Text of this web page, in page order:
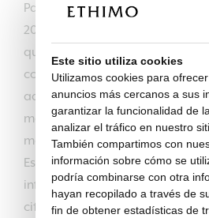
Parlamento Europeo y del
2016 «relativo a la protección de
que respecta al tratamiento de
como la libre circulación de
adelante, GDPR 2016/679), entró
mayo de 2016 y entró en
mayo de 2018.
Es por este motivo que ETHIMO
información de conformidad con
citado Reglamento y le informa
Este sitio utiliza cookies
Utilizamos cookies para
anuncios más cercanos a sus
garantizar la funcionalidad de
analizar el tráfico en nuestro
También compartimos con
información sobre cómo se
podría combinarse con otra
hayan recopilado a través de
fin de obtener estadísticas de